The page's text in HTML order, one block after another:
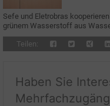
Sefe und Eletrobras
grünem Wasserstoff aus
Teilen:
Haben Sie